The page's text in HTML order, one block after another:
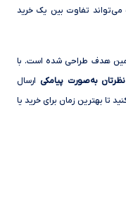
می‌تواند تفاوت بین یک خرید
هدف طراحی شده است. با
به‌صورت پیامکی ارسال
تا بهترین زمان برای خرید یا